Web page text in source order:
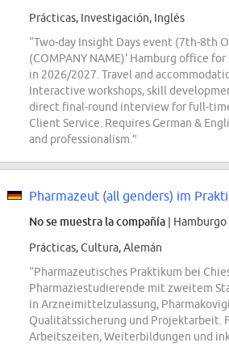
Prácticas, Investigación, Inglés
“Two-day Insight Days event (7th-8th
(COMPANY NAME)' Hamburg office
in 2026/2027. Travel and
Interactive workshops, skill
direct final-round interview for full-
Client Service. Requires German &
and professionalism.”
Pharmazeut (all genders) im
No se muestra la compañía | Hamburgo
Prácticas, Cultura, Alemán
“Pharmazeutisches Praktikum bei
Pharmaziestudierende mit zweitem
in Arzneimittelzulassung,
Qualitätssicherung und Projektarbeit.
Arbeitszeiten, Weiterbildungen und